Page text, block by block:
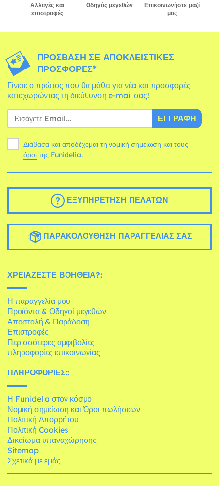
Αλλαγές και
επιστροφές
Οδηγός μεγεθών
Επικοινωνήστε μαζί
μας
ΠΡΌΣΒΑΣΗ ΣΕ ΑΠΟΚΛΕΙΣΤΙΚΈΣ
ΠΡΟΣΦΟΡΈΣ*
Γίνετε ο πρώτος που θα μάθει για νέα και προσφορές
καταχωρώντας τη διεύθυνση e-mail σας!
ΕΓΓΡΑΦΉ
Διάβασα και αποδέχομαι τη νομική σημείωση και τους
όροι της Funidelia.
ΕΞΥΠΗΡΈΤΗΣΗ ΠΕΛΑΤΏΝ
ΠΑΡΑΚΟΛΟΎΘΗΣΗ ΠΑΡΑΓΓΕΛΊΑΣ ΣΑΣ
ΧΡΕΙΆΖΕΣΤΕ ΒΟΉΘΕΙΑ?:
Η παραγγελία μου
Προϊόντα & Οδηγοί μεγεθών
Αποστολή & Παράδοση
Επιστροφές
Περισσότερες αμφιβολίες
πληροφορίες επικοινωνίας
ΠΛΗΡΟΦΟΡΊΕΣ::
Η Funidelia στον κόσμο
Νομική σημείωση και Όροι πωλήσεων
Πολιτική Απορρήτου
Πολιτική Cookies
Δικαίωμα υπαναχώρησης
Sitemap
Σχετικά με εμάς